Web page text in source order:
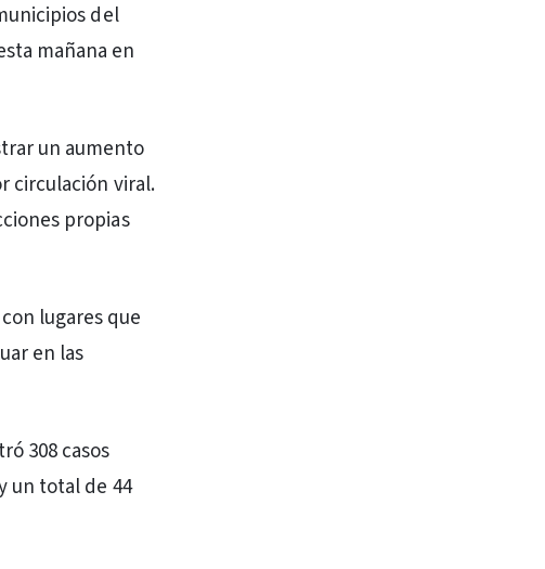
del
mañana en
un aumento
circulación viral.
propias
lugares que
en las
308 casos
un total de 44